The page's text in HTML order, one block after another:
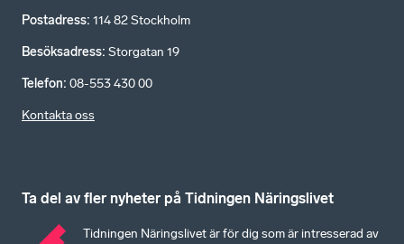
Postadress: 114 82 Stockholm
Besöksadress: Storgatan 19
Telefon: 08-553 430 00
Kontakta oss
Ta del av fler nyheter på Tidningen Näringslivet
Tidningen Näringslivet är för dig som är intresserad av